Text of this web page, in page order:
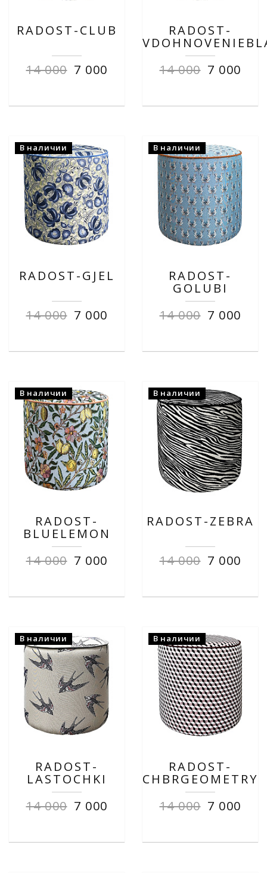
RADOST-CLUB
14 000 7 000
RADOST-
14 000 7 000
В наличии
RADOST-GJEL
14 000 7 000
В наличии
RADOST-
GOLUBI
14 000 7 000
В наличии
RADOST-
BLUELEMON
14 000 7 000
В наличии
RADOST-ZEBRA
14 000 7 000
В наличии
RADOST-
LASTOCHKI
14 000 7 000
В наличии
RADOST-
CHBRGEOMETRY
14 000 7 000